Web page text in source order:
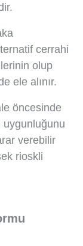
cerrahi
olup
ele alınır.
öncesinde
uygunluğunu
verebilir
rioskli